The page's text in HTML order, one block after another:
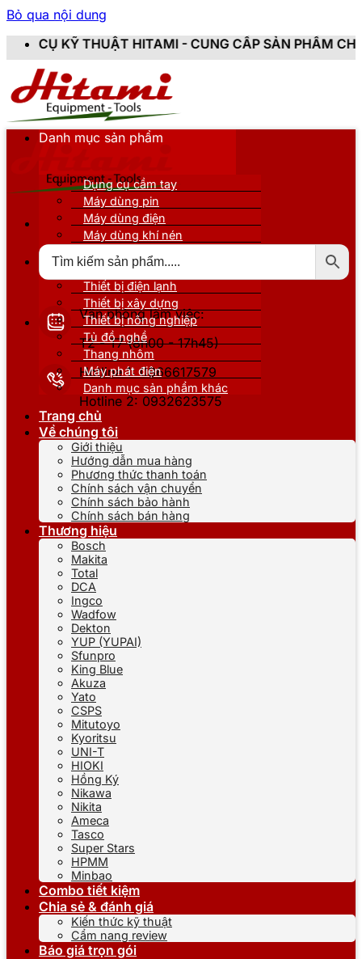
Bỏ qua nội dung
HITAMI - CUNG CẤP SẢN PHẨM CHÍNH HÃNG, MỚI
Văn phòng làm việc:
T2 - T7 (8h00 - 17h45)
Hotline 1: 0866617579
Hotline 2: 0932623575
Danh mục sản phẩm
Dụng cụ cầm tay
Máy dùng pin
Máy dùng điện
Máy dùng khí nén
Thiết bị nâng đỡ
Thiết bị điện lạnh
Thiết bị xây dựng
Thiết bị nông nghiệp
Tủ đồ nghề
Thang nhôm
Máy phát điện
Danh mục sản phẩm khác
Trang chủ
Về chúng tôi
Giới thiệu
Hướng dẫn mua hàng
Phương thức thanh toán
Chính sách vận chuyển
Chính sách bảo hành
Chính sách bán hàng
Thương hiệu
Bosch
Makita
Total
DCA
Ingco
Wadfow
Dekton
YUP (YUPAI)
Sfunpro
King Blue
Akuza
Yato
CSPS
Mitutoyo
Kyoritsu
UNI-T
HIOKI
Hồng Ký
Nikawa
Nikita
Ameca
Tasco
Super Stars
HPMM
Minbao
Combo tiết kiệm
Chia sẻ & đánh giá
Kiến thức kỹ thuật
Cẩm nang review
Báo giá trọn gói